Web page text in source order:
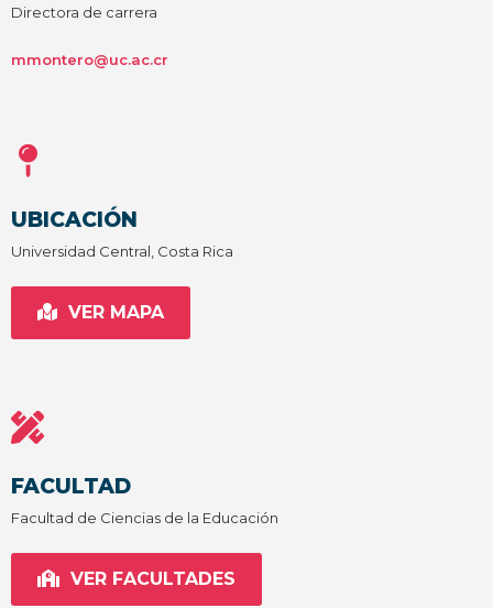
Directora de carrera
mmontero@uc.ac.cr
UBICACIÓN
Universidad Central, Costa Rica
VER MAPA
FACULTAD
Facultad de Ciencias de la Educación
VER FACULTADES